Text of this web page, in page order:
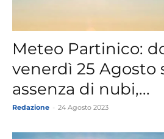
Meteo Partinico:
venerdì 25 Agosto
assenza di nubi,...
Redazione 24 Agosto 2023